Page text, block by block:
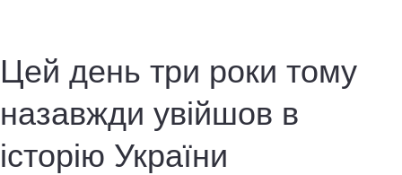
потреб
оборони.
Цей день три роки тому
назавжди увійшов в
історію України